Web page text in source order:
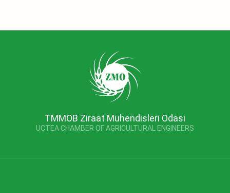
TMMOB Ziraat Mühendisleri Odası
UCTEA CHAMBER OF AGRICULTURAL ENGINEERS